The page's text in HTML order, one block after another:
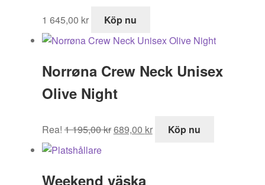
1 645,00 kr Köp nu
Norrøna Crew Neck Unisex
Olive Night
Rea! 1 195,00kr
ursprungliga
1
689,00 kr
nuvarande
Köp nu
Weekend väska